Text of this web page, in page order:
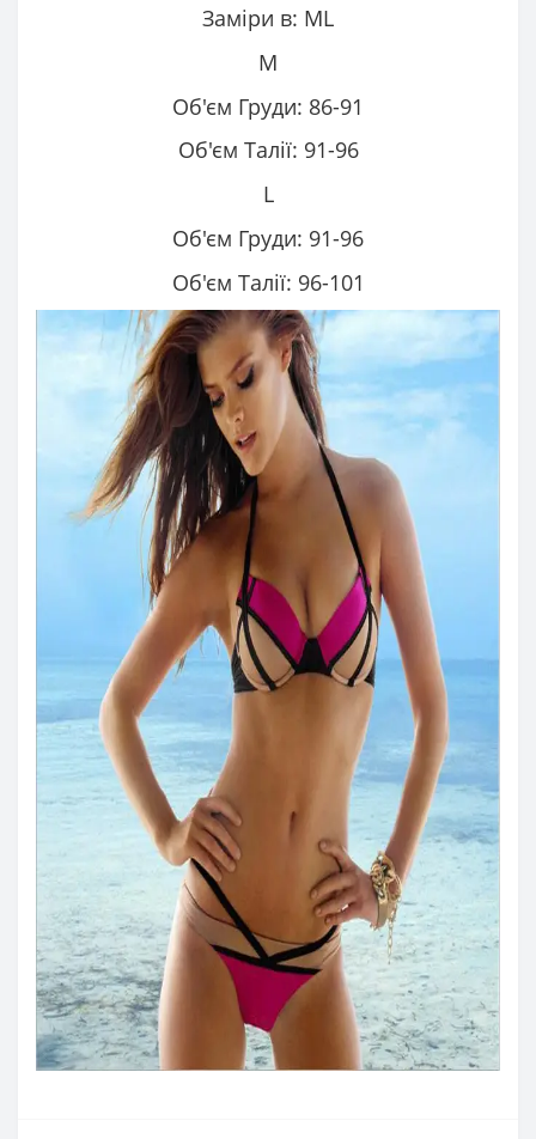
Заміри в: ML
M
Об'єм Груди: 86-91
Об'єм Талії: 91-96
L
Об'єм Груди: 91-96
Об'єм Талії: 96-101